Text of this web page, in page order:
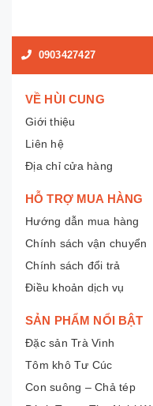
0903427427
VỀ HÙI CUNG
Giới thiệu
Liên hệ
Địa chỉ cửa hàng
HỖ TRỢ MUA HÀNG
Hướng dẫn mua hàng
Chính sách vận chuyển
Chính sách đổi trả
Điều khoản dịch vụ
SẢN PHẨM NỔI BẬT
Đặc sản Trà Vinh
Tôm khô Tư Cúc
Con suông – Chả tép